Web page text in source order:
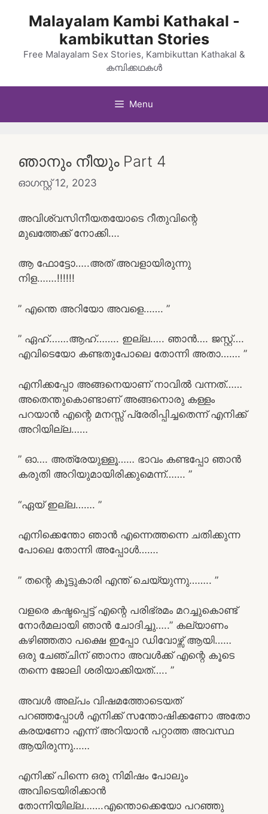
Malayalam Kambi Kathakal -
kambikuttan Stories
Free Malayalam Sex Stories, Kambikuttan Kathakal &
കമ്പിക്കഥകൾ
Menu
ഞാനും നീയും Part 4
ഓഗസ്റ്റ്‌ 12, 2023
അവിശ്വസിനീയതയോടെ റീതുവിന്റെ
മുഖത്തേക്ക് നോക്കി….
ആ ഫോട്ടോ…..അത് അവളായിരുന്നു
നിള…….!!!!!!
” എന്തെ അറിയോ അവളെ……. ”
” ഏഹ്…….ആഹ്…….. ഇല്ല….. ഞാൻ…. ജസ്റ്റ്‌….
എവിടെയോ കണ്ടതുപോലെ തോന്നി അതാ……. ”
എനിക്കപ്പോ അങ്ങനെയാണ് നാവിൽ വന്നത്……
അതെന്തുകൊണ്ടാണ് അങ്ങനൊരു കള്ളം
പറയാൻ എന്റെ മനസ്സ് പ്രേരിപ്പിച്ചതെന്ന് എനിക്ക്
അറിയില്ല……
” ഓ…. അത്രേയുള്ളൂ…… ഭാവം കണ്ടപ്പോ ഞാൻ
കരുതി അറിയുമായിരിക്കുമെന്ന്……. ”
“ഏയ്‌ ഇല്ല……. ”
എനിക്കെന്തോ ഞാൻ എന്നെത്തന്നെ ചതിക്കുന്ന
പോലെ തോന്നി അപ്പോൾ…….
” തന്റെ കൂട്ടുകാരി എന്ത് ചെയ്യുന്നു…….. ”
വളരെ കഷ്ടപ്പെട്ട് എന്റെ പരിഭ്രമം മറച്ചുകൊണ്ട്
നോർമലായി ഞാൻ ചോദിച്ചു…..” കല്യാണം
കഴിഞ്ഞതാ പക്ഷെ ഇപ്പോ ഡിവോഴ്സ് ആയി……
ഒരു ചേഞ്ചിന് ഞാനാ അവൾക്ക് എന്റെ കൂടെ
തന്നെ ജോലി ശരിയാക്കിയത്….. ”
അവൾ അല്പം വിഷമത്തോടെയത്
പറഞ്ഞപ്പോൾ എനിക്ക് സന്തോഷിക്കണോ അതോ
കരയണോ എന്ന് അറിയാൻ പറ്റാത്ത അവസ്ഥ
ആയിരുന്നു……
എനിക്ക് പിന്നെ ഒരു നിമിഷം പോലും
അവിടെയിരിക്കാൻ
തോന്നിയില്ല…….എന്തൊക്കെയോ പറഞ്ഞു